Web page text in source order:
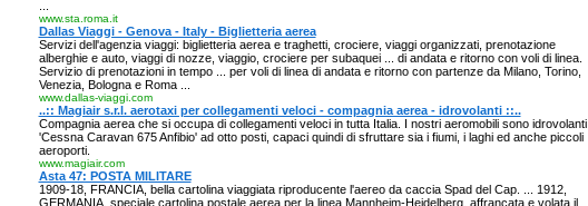
www.sta.roma.it
Dallas Viaggi - Genova - Italy - Biglietteria aerea
Servizi dell'agenzia viaggi: biglietteria aerea e traghetti, crociere, viaggi organizzati, prenotazione
alberghie e auto, viaggi di nozze, viaggio, crociere per subaquei ... di andata e ritorno con voli di linea.
Servizio di prenotazioni in tempo ... per voli di linea di andata e ritorno con partenze da Milano, Torino,
Venezia, Bologna e Roma ...
www.dallas-viaggi.com
..:: Magiair s.r.l. aerotaxi per collegamenti veloci - compagnia aerea - idrovolanti ::..
Compagnia aerea che si occupa di collegamenti veloci in tutta Italia. I nostri aeromobili sono idrovolanti
'Cessna Caravan 675 Anfibio' ad otto posti, capaci quindi di sfruttare sia i fiumi, i laghi ed anche piccoli
aeroporti.
www.magiair.com
Asta 47: POSTA MILITARE
1909-18, FRANCIA, bella cartolina viaggiata riproducente l'aereo da caccia Spad del Cap. ... 1912,
GERMANIA, speciale cartolina postale aerea per la linea Mannheim-Heidelberg, affrancata e volata il